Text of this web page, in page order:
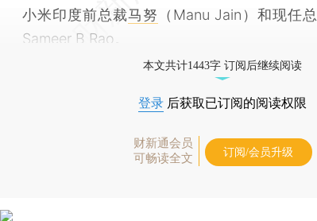
小米印度前总裁马努 （Manu Jain）和现任
Sameer B Rao。
本文共计1443字 订阅后继续阅读
登录 后获取已订阅的阅读权限
财新通会员
可畅读全文
订阅/会员升级